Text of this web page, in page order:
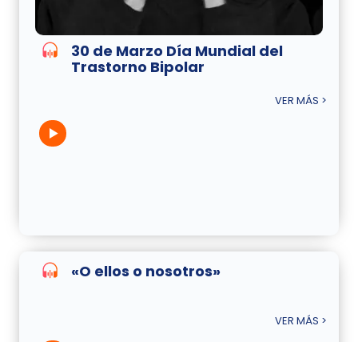
30 de Marzo Día Mundial del
Trastorno Bipolar
VER MÁS >
«O ellos o nosotros»
VER MÁS >